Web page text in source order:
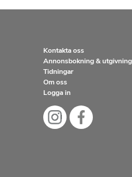
Kontakta oss
Annonsbokning &
Tidningar
Om oss
Logga in